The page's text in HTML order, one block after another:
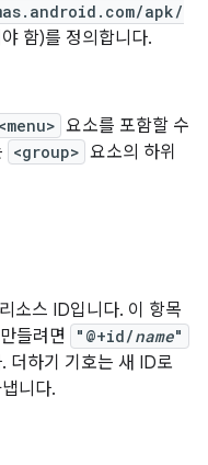
apk/
함)를 정의합니다.
<menu> 요소를 포함할 수
<group> 요소의 하위
소스 ID입니다. 이 항목
들려면
"@+id/name"
더하기 기호는 새 ID로
니다.